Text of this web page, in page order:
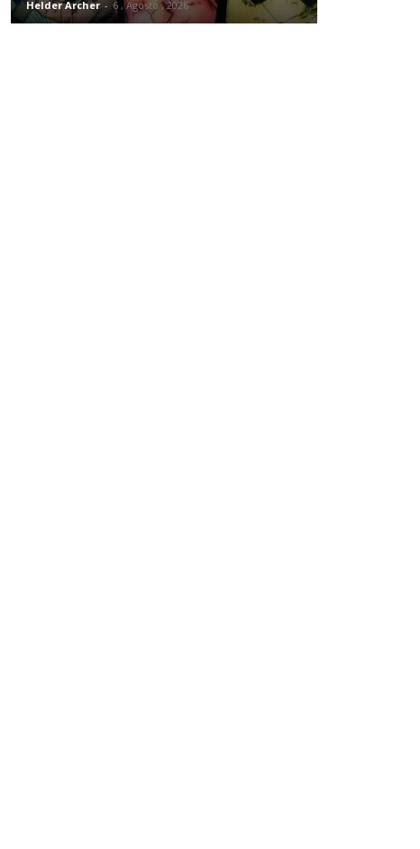
Helder Archer - 6 , Agosto , 2026